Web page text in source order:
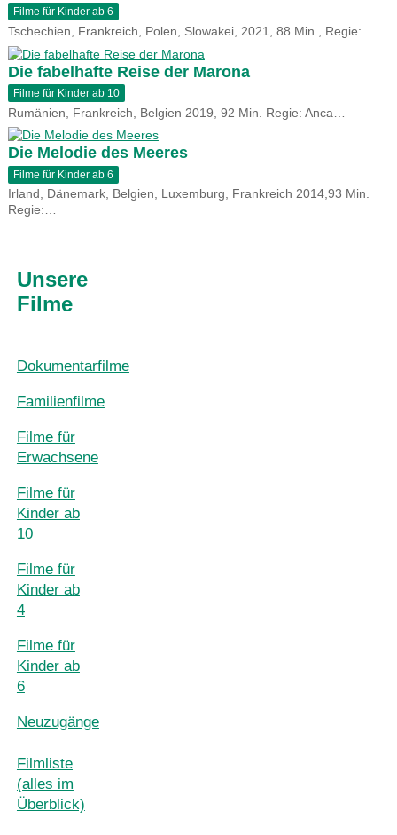
Filme für Kinder ab 6
Tschechien, Frankreich, Polen, Slowakei, 2021, 88 Min., Regie:…
Die fabelhafte Reise der Marona
Filme für Kinder ab 10
Rumänien, Frankreich, Belgien 2019, 92 Min. Regie: Anca…
Die Melodie des Meeres
Filme für Kinder ab 6
Irland, Dänemark, Belgien, Luxemburg, Frankreich 2014,93 Min.
Regie:…
Unsere
Filme
Dokumentarfilme
Familienfilme
Filme für
Erwachsene
Filme für
Kinder ab
10
Filme für
Kinder ab
4
Filme für
Kinder ab
6
Neuzugänge
Filmliste
(alles im
Überblick)